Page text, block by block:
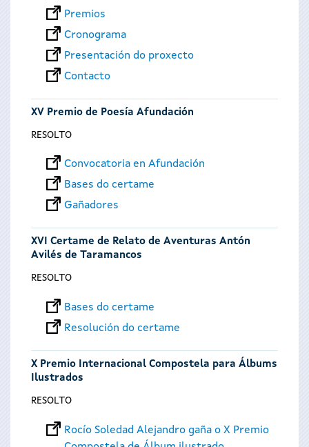
Premios
Cronograma
Presentación do proxecto
Contacto
XV Premio de Poesía Afundación
RESOLTO
Convocatoria en Afundación
Bases do certame
Gañadores
XVI Certame de Relato de Aventuras Antón
Avilés de Taramancos
RESOLTO
Bases do certame
Resolución do certame
X Premio Internacional Compostela para Álbums
Ilustrados
RESOLTO
Rocío Soledad Alejandro gaña o X Premio